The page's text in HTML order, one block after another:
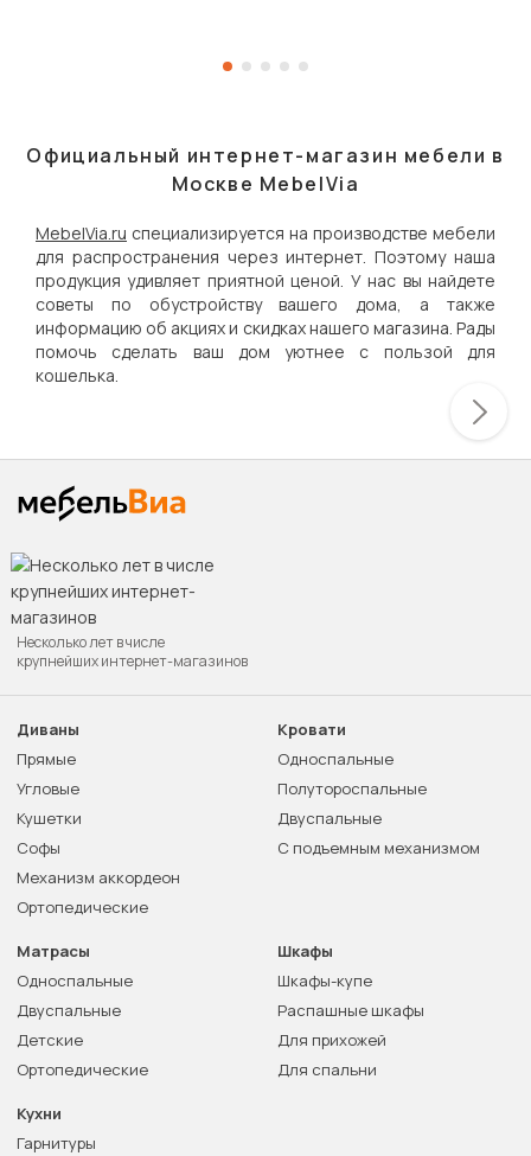
Официальный интернет-магазин мебели в
Москве MebelVia
MebelVia.ru специализируется на производстве мебели
для распространения через интернет. Поэтому наша
продукция удивляет приятной ценой. У нас вы найдете
советы по обустройству вашего дома, а также
информацию об акциях и скидках нашего магазина. Рады
помочь сделать ваш дом уютнее с пользой для
кошелька.
Несколько лет в числе
крупнейших интернет-магазинов
Диваны
Прямые
Угловые
Кушетки
Софы
Механизм аккордеон
Ортопедические
Кровати
Односпальные
Полутороспальные
Двуспальные
С подъемным механизмом
Матрасы
Односпальные
Двуспальные
Детские
Ортопедические
Шкафы
Шкафы-купе
Распашные шкафы
Для прихожей
Для спальни
Кухни
Гарнитуры